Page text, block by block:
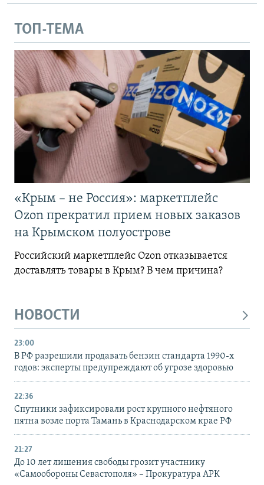
ТОП-ТЕМА
«Крым – не Россия»: маркетплейс
Ozon прекратил прием новых заказов
на Крымском полуострове
Российский маркетплейс Ozon отказывается
доставлять товары в Крым? В чем причина?
НОВОСТИ
23:00
В РФ разрешили продавать бензин стандарта 1990-х
годов: эксперты предупреждают об угрозе здоровью
22:36
Спутники зафиксировали рост крупного нефтяного
пятна возле порта Тамань в Краснодарском крае РФ
21:27
До 10 лет лишения свободы грозит участнику
«Самообороны Севастополя» – Прокуратура АРК